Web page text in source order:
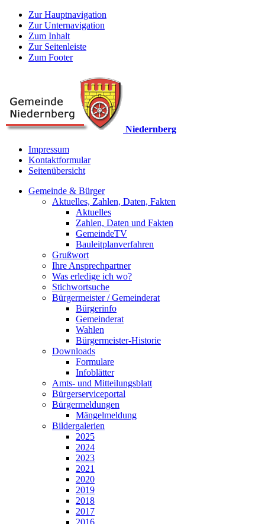
Zur Hauptnavigation
Zur Unternavigation
Zum Inhalt
Zur Seitenleiste
Zum Footer
Niedernberg
Impressum
Kontaktformular
Seitenübersicht
Gemeinde & Bürger
Aktuelles, Zahlen, Daten, Fakten
Aktuelles
Zahlen, Daten und Fakten
GemeindeTV
Bauleitplanverfahren
Grußwort
Ihre Ansprechpartner
Was erledige ich wo?
Stichwortsuche
Bürgermeister / Gemeinderat
Bürgerinfo
Gemeinderat
Wahlen
Bürgermeister-Historie
Downloads
Formulare
Infoblätter
Amts- und Mitteilungsblatt
Bürgerserviceportal
Bürgermeldungen
Mängelmeldung
Bildergalerien
2025
2024
2023
2021
2020
2019
2018
2017
2016